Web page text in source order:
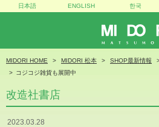
MIDORI
日本語 ENGLISH 한국
MIDORI HOME MIDORI 松本 SHOP最新情報
コジコジ雑貨も展開中
改造社書店
2023.03.28